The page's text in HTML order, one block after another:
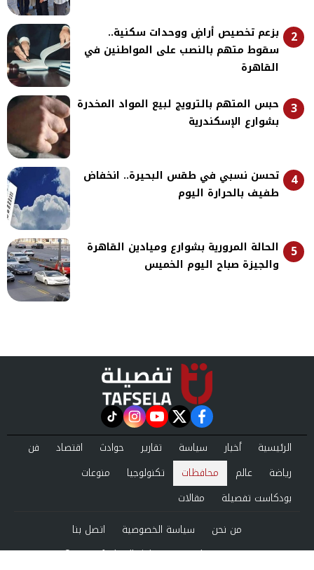
2
بزعم تخصيص أراضٍ ووحدات سكنية..
سقوط متهم بالنصب على المواطنين في
القاهرة
3
حبس المتهم بالترويج لبيع المواد المخدرة
بشوارع الإسكندرية
4
تحسن نسبي في طقس البحيرة.. انخفاض
طفيف بالحرارة اليوم
5
الحالة المرورية بشوارع وميادين القاهرة
والجيزة صباح اليوم الخميس
facebook
twitter
youtube
instagram
tiktok
الرئيسية أخبار سياسة تقارير حوادث اقتصاد
فن
رياضة
عالم محافظات تكنولوجيا
منوعات
بودكاست تفصيلة
مقالات
من نحن
سياسة الخصوصية اتصل بنا
©2024 tafsela All Rights Reserved.